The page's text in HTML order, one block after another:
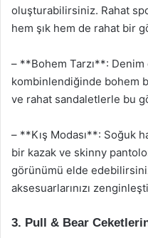
oluşturabilirsiniz. Rahat
hem şık hem de rahat bir
– **Bohem Tarzı**:
kombinlendiğinde bohem
ve rahat sandaletlerle bu
– **Kış Modası**: Soğuk
bir kazak ve skinny
görünümü elde
aksesuarlarınızı
3. Pull & Bear